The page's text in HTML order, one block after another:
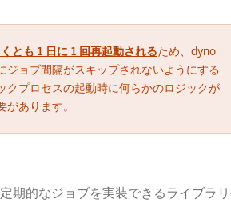
とも 1 日に 1 回再起動される​ため、dyno
ジョブ間隔がスキップされないようにする
クプロセスの起動時に何らかのロジックが
あります。
期的なジョブを実装できるライブラ